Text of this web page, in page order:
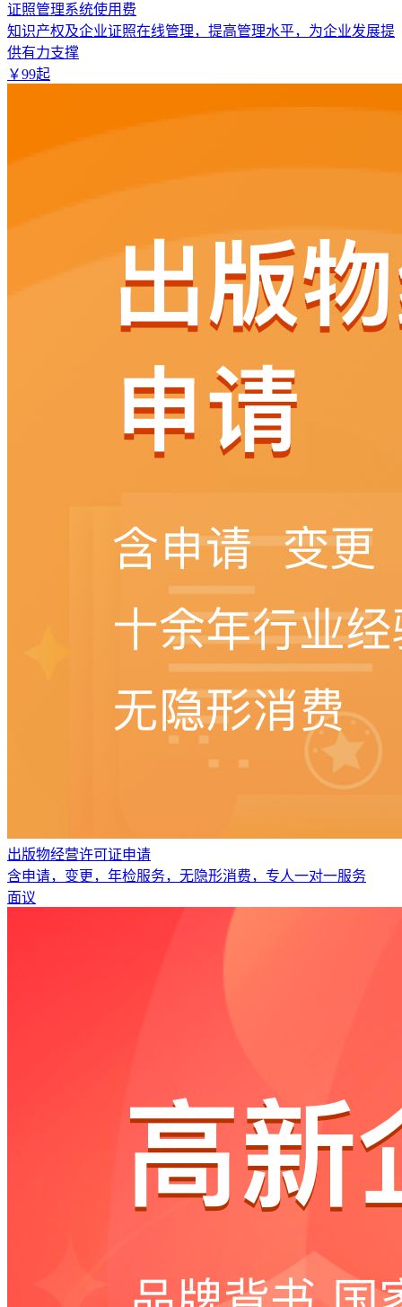
证照管理系统使用费
知识产权及企业证照在线管理，提高管理水平，为企业发展提
供有力支撑
￥99起
出版物经营许可证申请
含申请，变更，年检服务，无隐形消费，专人一对一服务
面议